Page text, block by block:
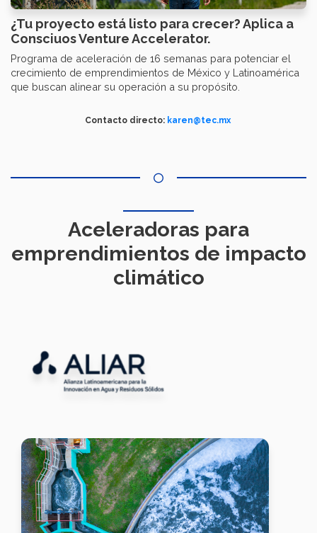
¿Tu proyecto está listo para crecer? Aplica a
Consciuos Venture Accelerator.
Programa de aceleración de 16 semanas para potenciar el
crecimiento de emprendimientos de México y Latinoamérica
que buscan alinear su operación a su propósito.
Contacto directo: karen@tec.mx
Aceleradoras para
emprendimientos de impacto
climático